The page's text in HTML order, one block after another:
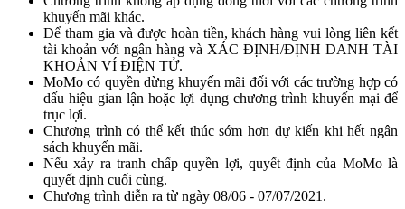
khuyến mãi khác.
Để tham gia và được hoàn tiền, khách hàng vui lòng liên kết
tài khoản với ngân hàng và XÁC ĐỊNH/ĐỊNH DANH TÀI
KHOẢN VÍ ĐIỆN TỬ.
MoMo có quyền dừng khuyến mãi đối với các trường hợp có
dấu hiệu gian lận hoặc lợi dụng chương trình khuyến mại để
trục lợi.
Chương trình có thể kết thúc sớm hơn dự kiến khi hết ngân
sách khuyến mãi.
Nếu xảy ra tranh chấp quyền lợi, quyết định của MoMo là
quyết định cuối cùng.
Chương trình diễn ra từ ngày 08/06 - 07/07/2021.